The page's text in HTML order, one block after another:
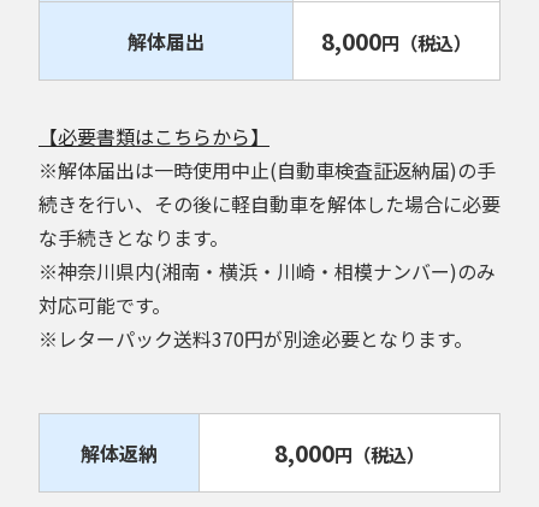
解体届出 8,000円 （税込）
【必要書類はこちらから】
※解体届出は一時使用中止(自動車検査証返納届)の手
続きを行い、その後に軽自動車を解体した場合に必要
な手続きとなります。
※神奈川県内(湘南・横浜・川崎・相模ナンバー)のみ
対応可能です。
※レターパック送料370円が別途必要となります。
解体返納 8,000円 （税込）